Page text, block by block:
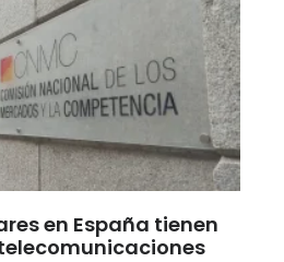
en España tienen